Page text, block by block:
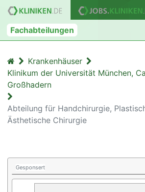
Fachabteilungen
Krankenhäuser
Klinikum der Universität München,
Großhadern
Abteilung für Handchirurgie,
Ästhetische Chirurgie
Gesponsert